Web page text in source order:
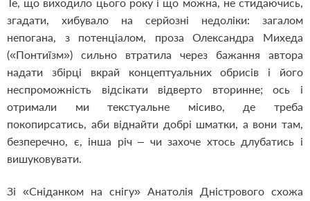
згадати, хибувало на серйозні недоліки: загалом
непогана, з потенціалом, проза Олександра Михеда
(«Понтиїзм») сильно втратила через бажання автора
надати збірці вкрай концептуальних обрисів і його
неспроможність відсікати відверто вторинне; ось і
отримали ми текстуальне місиво, де треба
покопирсатись, аби віднайти добрі шматки, а вони там,
безперечно, є, інша річ – чи захоче хтось длубатись і
вишуковувати.
Зі «Сніданком на снігу» Анатолія Дністрового схожа